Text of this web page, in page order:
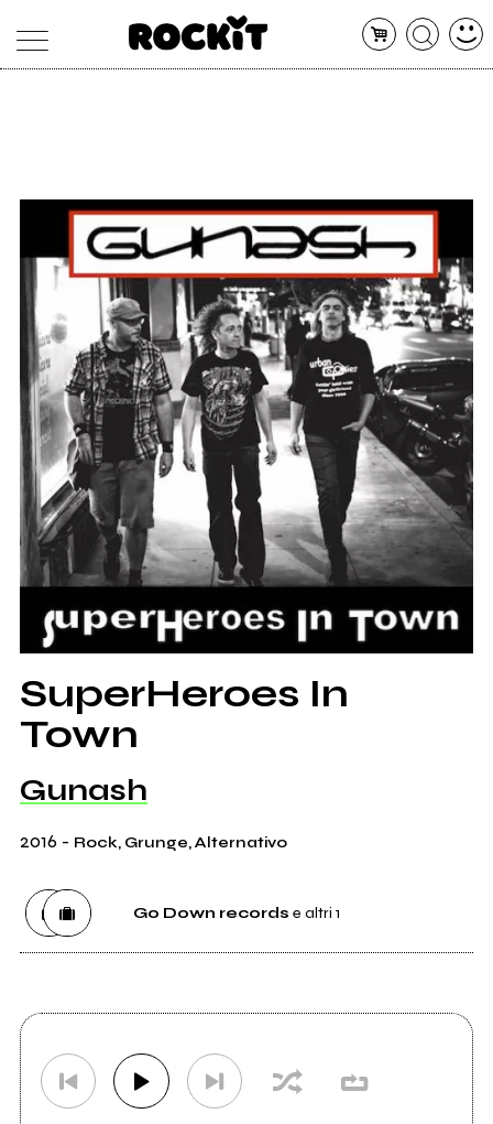
ARTISTI
CONCERTI
SHOP
RADIO
SuperHeroes In
Town
Gunash
2016 - Rock, Grunge, Alternativo
Go Down records e altri 1